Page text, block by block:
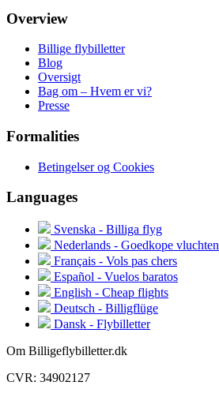
Overview
Billige flybilletter
Blog
Oversigt
Bag om – Hvem er vi?
Presse
Formalities
Betingelser og Cookies
Languages
Svenska - Billiga flyg
Nederlands - Goedkope vluchten
Français - Vols pas chers
Español - Vuelos baratos
English - Cheap flights
Deutsch - Billigflüge
Dansk - Flybilletter
Om Billigeflybilletter.dk
CVR: 34902127